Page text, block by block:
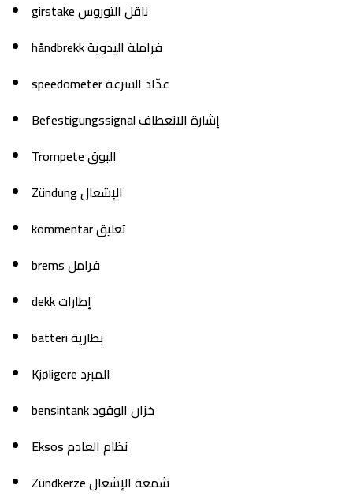
girstake ناقل التوروس
håndbrekk فراملة اليدوية
speedometer عدّاد السرعة
Befestigungssignal إشارة الانعطاف
Trompete البوق
Zündung الإشعال
kommentar تعليق
brems فرامل
dekk إطارات
batteri بطارية
Kjøligere المبرد
bensintank خزان الوقود
Eksos نظام العادم
Zündkerze شمعة الإشعال